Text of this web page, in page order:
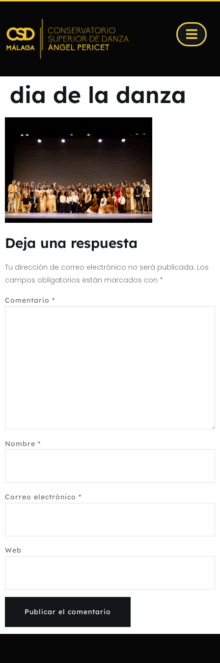
dia de la danza
Deja una respuesta
Tu dirección de correo electrónico no será publicada. Los
campos obligatorios están marcados con *
Comentario *
Nombre *
Correo electrónico *
Web